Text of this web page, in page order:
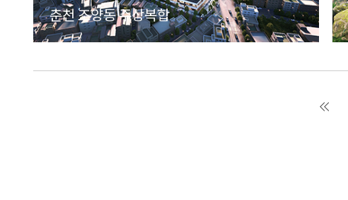
춘천 조양동 주상복합